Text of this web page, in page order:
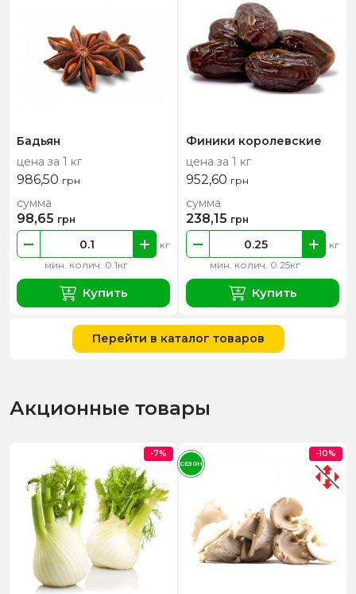
Бадьян
цена за 1 кг
986,50 грн
мин. колич. 0.1кг
кг
сумма
98,65 грн
Купить
Финики королевские
цена за 1 кг
952,60 грн
мин. колич. 0.25кг
кг
сумма
238,15 грн
Купить
Перейти в каталог товаров
Акционные товары
-7% -10%
СЕЗОН